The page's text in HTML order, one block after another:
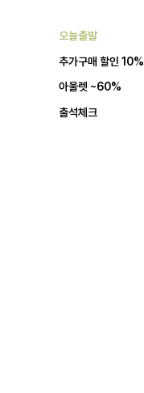
오늘출발
추가구매 할인 10%
아울렛 ~60%
출석체크